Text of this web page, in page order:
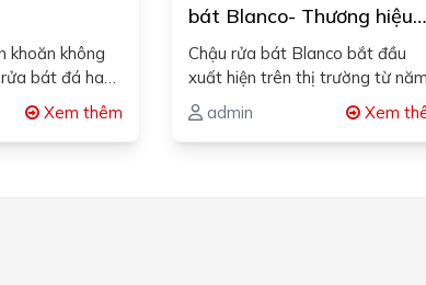
khoăn không
bát đá hay
mình.…
Xem thêm
bát Blanco- Thương hiệu
Đức
Chậu rửa bát Blanco bắt đầu
xuất hiện trên thị trường từ năm
1925 tại Đức bởi một người là…
admin Xem